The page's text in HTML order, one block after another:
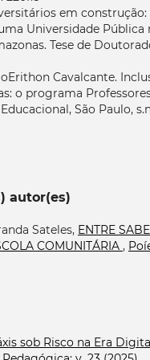
em construção:
Universidade Pública
Tese de
Cavalcante.
o programa
São Paulo,
autor(es)
Sateles, ENTRE
COMUNITÁRIA ,
sob Risco na Era